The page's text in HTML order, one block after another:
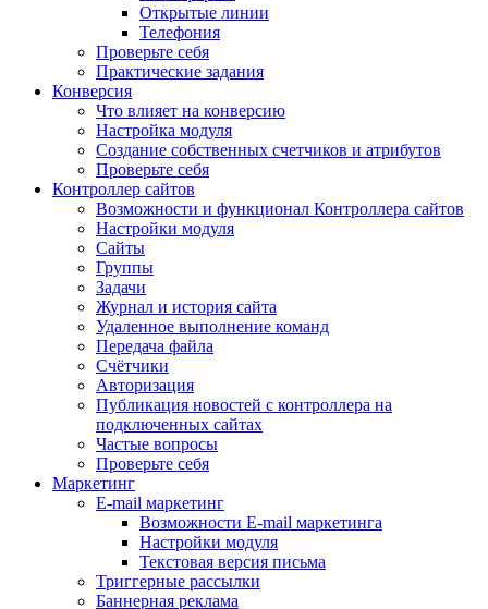
Открытые линии
Телефония
Проверьте себя
Практические задания
Конверсия
Что влияет на конверсию
Настройка модуля
Создание собственных счетчиков и атрибутов
Проверьте себя
Контроллер сайтов
Возможности и функционал Контроллера сайтов
Настройки модуля
Сайты
Группы
Задачи
Журнал и история сайта
Удаленное выполнение команд
Передача файла
Счётчики
Авторизация
Публикация новостей с контроллера на
подключенных сайтах
Частые вопросы
Проверьте себя
Маркетинг
E-mail маркетинг
Возможности E-mail маркетинга
Настройки модуля
Текстовая версия письма
Триггерные рассылки
Баннерная реклама